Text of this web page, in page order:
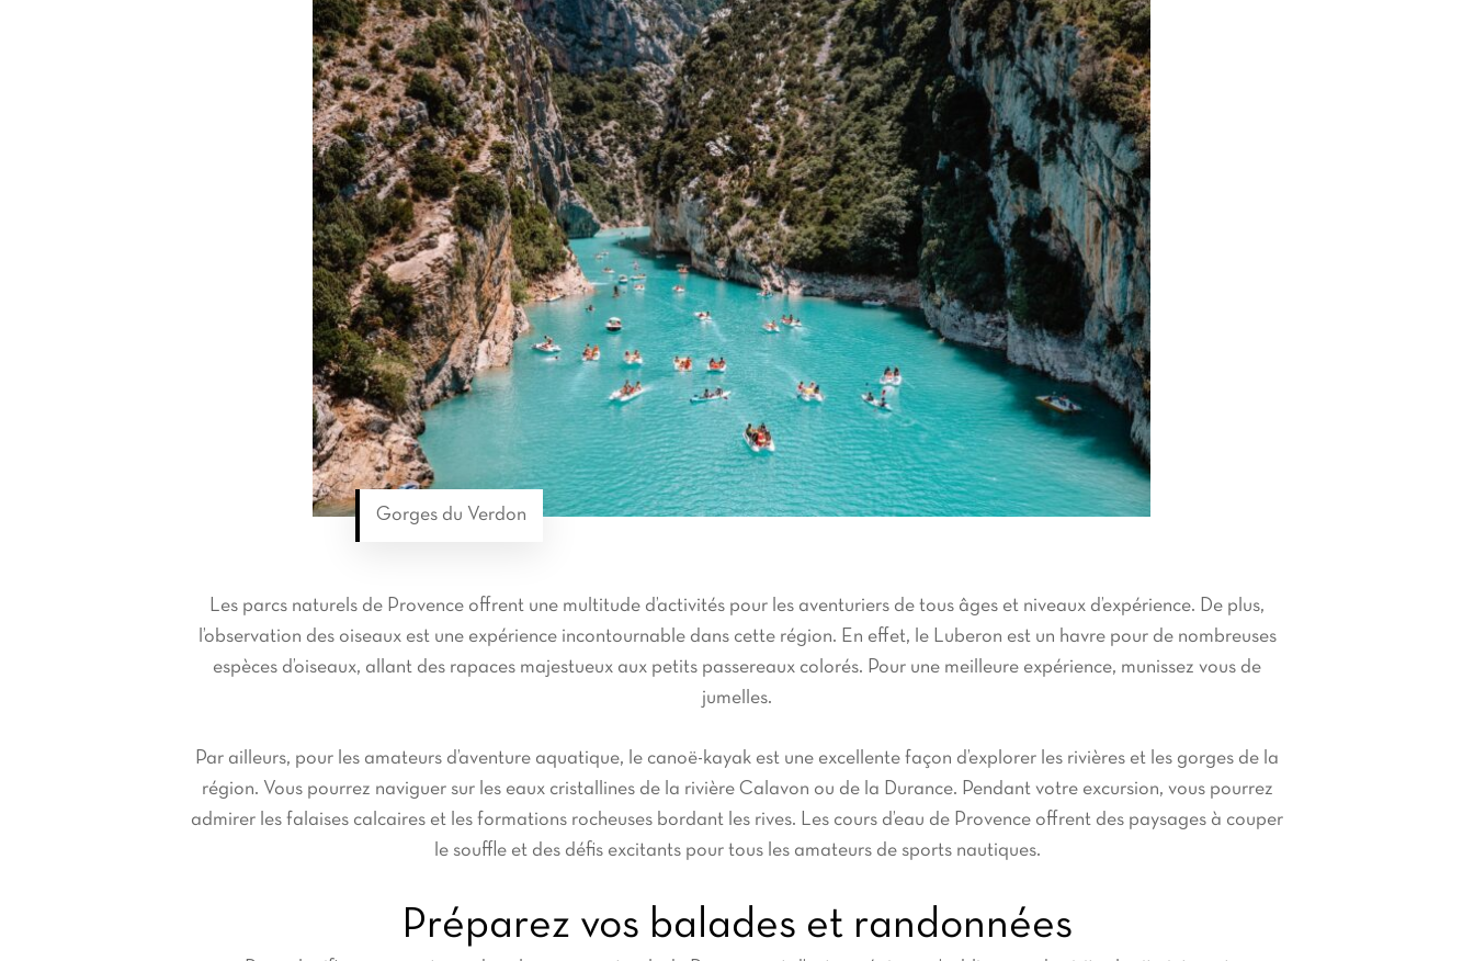
Gorges du Verdon
Les parcs naturels de Provence offrent une multitude d’activités pour les aventuriers de tous âges et niveaux d’expérience. De plus,
l’observation des oiseaux est une expérience incontournable dans cette région. En effet, le Luberon est un havre pour de nombreuses
espèces d’oiseaux, allant des rapaces majestueux aux petits passereaux colorés. Pour une meilleure expérience, munissez vous de
jumelles.
Par ailleurs, pour les amateurs d’aventure aquatique, le canoë-kayak est une excellente façon d’explorer les rivières et les gorges de la
région. Vous pourrez naviguer sur les eaux cristallines de la rivière Calavon ou de la Durance. Pendant votre excursion, vous pourrez
admirer les falaises calcaires et les formations rocheuses bordant les rives. Les cours d’eau de Provence offrent des paysages à couper
le souffle et des défis excitants pour tous les amateurs de sports nautiques.
Préparez vos balades et randonnées